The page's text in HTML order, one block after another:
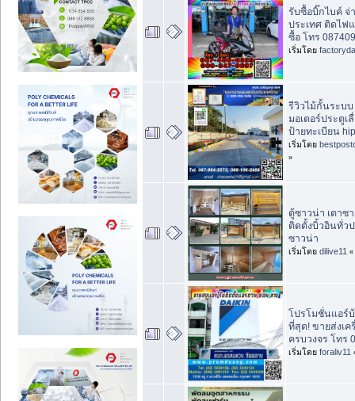
รับซื้อบิ๊กไบค์ จ่
ประเทศ ติดไฟ
ซื้อ โทร
เริ่มโดย
รีวิวไม้กั้นระบบ
มอเตอร์ประตูเ
ป้ายทะเบียน
เริ่มโดย
»
ตู้ซาวน่า เตา
ติดตั้งบิ้วอินทั่ว
ซาวน่า
เริ่มโดย dilive11 «
โปรโมชั่นแอร์
ที่สุด! ขายส่งเค
ครบวงจร โทร
เริ่มโดย foraliv11